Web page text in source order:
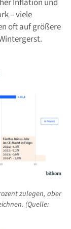
– viele
oft auf größere
zulegen, aber
(Quelle: